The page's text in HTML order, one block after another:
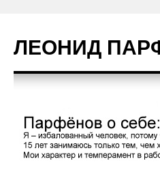
содержимому
ЛЕОНИД